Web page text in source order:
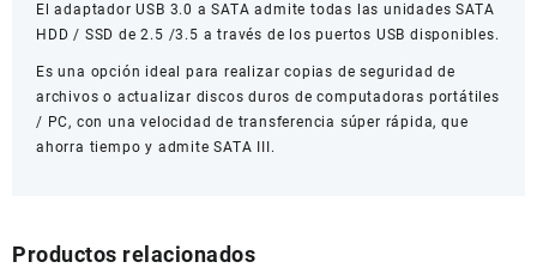
Cargador
Para
El adaptador USB 3.0 a SATA admite todas las unidades SATA
HDD / SSD de 2.5 /3.5 a través de los puertos USB disponibles.
Es una opción ideal para realizar copias de seguridad de
archivos o actualizar discos duros de computadoras portátiles
/ PC, con una velocidad de transferencia súper rápida, que
ahorra tiempo y admite SATA III.
Productos relacionados